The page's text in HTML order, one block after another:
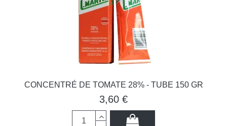
CONCENTRÉ DE TOMATE 28% - TUBE 150 GR
3,60 €